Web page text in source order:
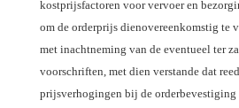
kostprijsfactoren voor vervoer en
om de orderprijs dienovereenkomstig te
met inachtneming van de eventueel ter
voorschriften, met dien verstande dat
prijsverhogingen bij de orderbevestiging